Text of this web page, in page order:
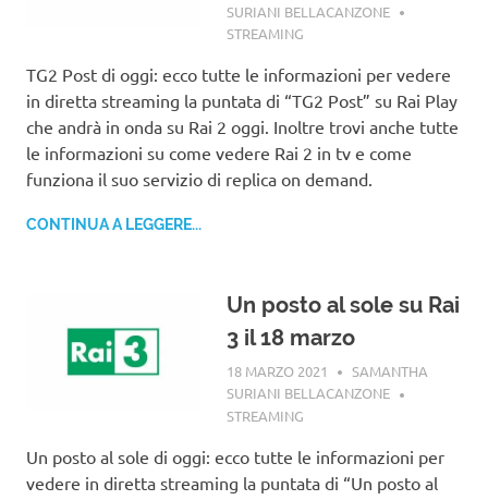
SURIANI BELLACANZONE
STREAMING
TG2 Post di oggi: ecco tutte le informazioni per vedere
in diretta streaming la puntata di “TG2 Post” su Rai Play
che andrà in onda su Rai 2 oggi. Inoltre trovi anche tutte
le informazioni su come vedere Rai 2 in tv e come
funziona il suo servizio di replica on demand.
CONTINUA A LEGGERE...
Un posto al sole su Rai
3 il 18 marzo
18 MARZO 2021
SAMANTHA
SURIANI BELLACANZONE
STREAMING
Un posto al sole di oggi: ecco tutte le informazioni per
vedere in diretta streaming la puntata di “Un posto al